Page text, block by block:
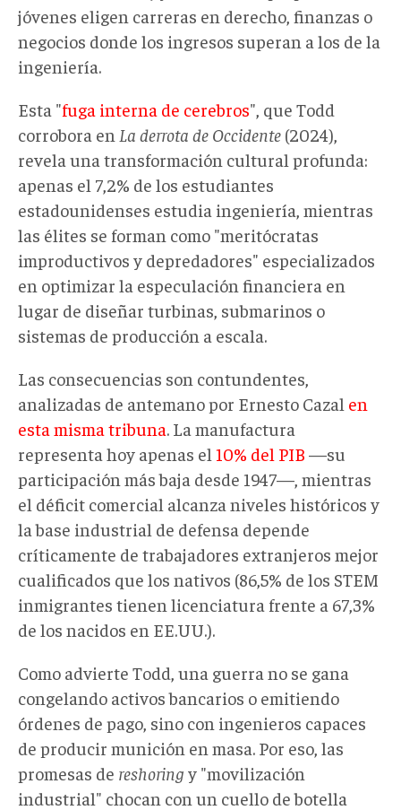
jóvenes eligen carreras en derecho, finanzas o
negocios donde los ingresos superan a los de la
ingeniería.
Esta "fuga interna de cerebros", que Todd
corrobora en La derrota de Occidente (2024),
revela una transformación cultural profunda:
apenas el 7,2% de los estudiantes
estadounidenses estudia ingeniería, mientras
las élites se forman como "meritócratas
improductivos y depredadores" especializados
en optimizar la especulación financiera en
lugar de diseñar turbinas, submarinos o
sistemas de producción a escala.
Las consecuencias son contundentes,
analizadas de antemano por Ernesto Cazal en
esta misma tribuna. La manufactura
representa hoy apenas el 10% del PIB —su
participación más baja desde 1947—, mientras
el déficit comercial alcanza niveles históricos y
la base industrial de defensa depende
críticamente de trabajadores extranjeros mejor
cualificados que los nativos (86,5% de los STEM
inmigrantes tienen licenciatura frente a 67,3%
de los nacidos en EE.UU.).
Como advierte Todd, una guerra no se gana
congelando activos bancarios o emitiendo
órdenes de pago, sino con ingenieros capaces
de producir munición en masa. Por eso, las
promesas de reshoring y "movilización
industrial" chocan con un cuello de botella